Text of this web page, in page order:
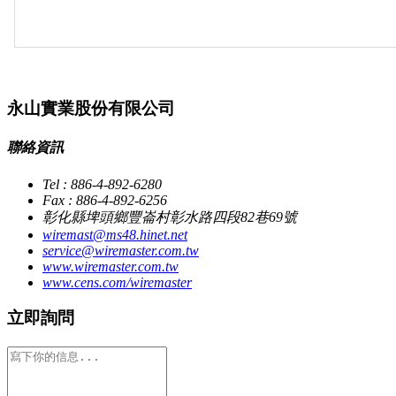
永山實業股份有限公司
聯絡資訊
Tel : 886-4-892-6280
Fax : 886-4-892-6256
彰化縣埤頭鄉豐崙村彰水路四段82巷69號
wiremast@ms48.hinet.net
service@wiremaster.com.tw
www.wiremaster.com.tw
www.cens.com/wiremaster
立即詢問